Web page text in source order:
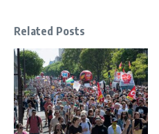
Related Posts